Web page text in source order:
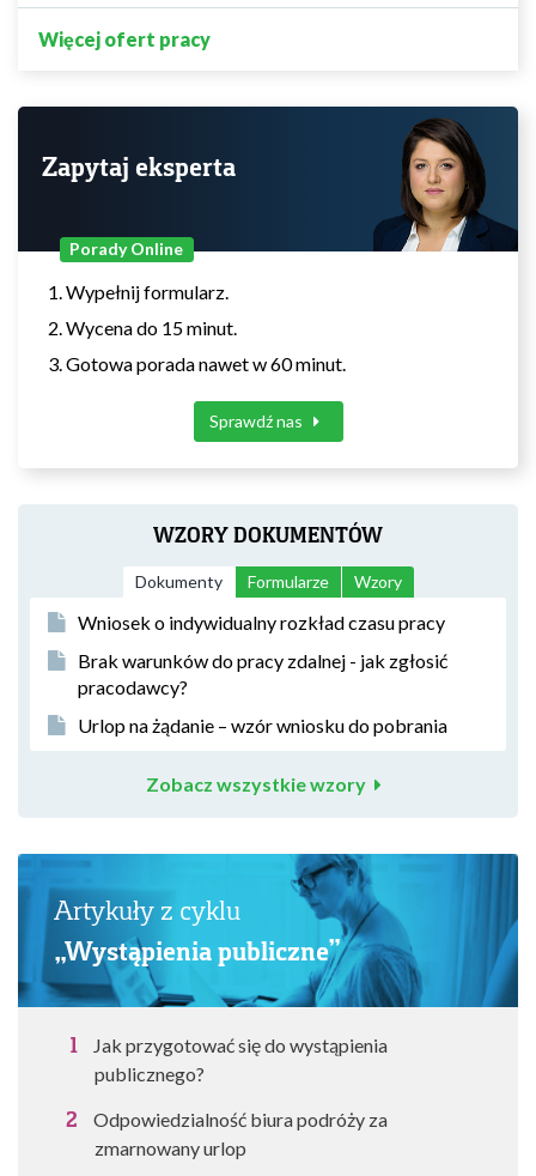
Więcej ofert pracy
Zapytaj eksperta
Porady Online
Wypełnij formularz.
Wycena do 15 minut.
Gotowa porada nawet w 60 minut.
Sprawdź nas
WZORY DOKUMENTÓW
Dokumenty Formularze Wzory
Wniosek o indywidualny rozkład czasu pracy
Brak warunków do pracy zdalnej - jak zgłosić
pracodawcy?
Urlop na żądanie – wzór wniosku do pobrania
Zobacz wszystkie wzory
Artykuły z cyklu
„Wystąpienia publiczne”
Jak przygotować się do wystąpienia
publicznego?
Odpowiedzialność biura podróży za
zmarnowany urlop